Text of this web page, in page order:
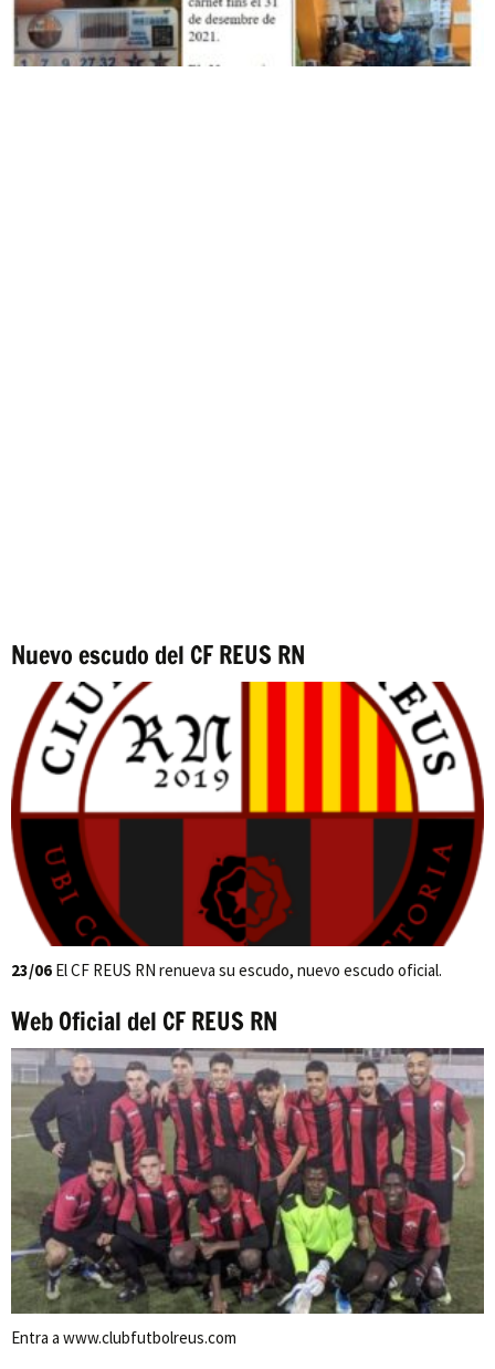
Nuevo escudo del CF REUS RN
23/06 El CF REUS RN renueva su escudo, nuevo escudo oficial.
Web Oficial del CF REUS RN
Entra a www.clubfutbolreus.com